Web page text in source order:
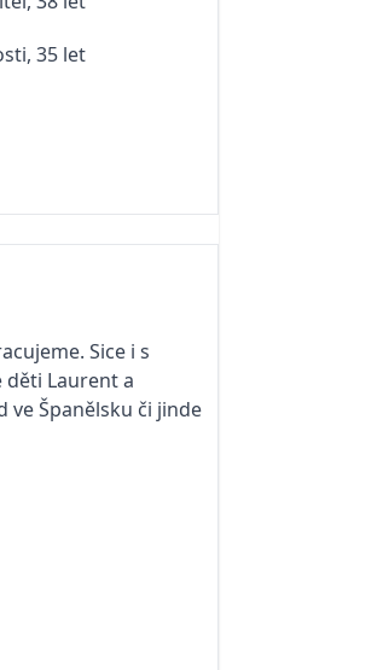
35 let
Sice i s
děti Laurent a
ve Španělsku či jinde